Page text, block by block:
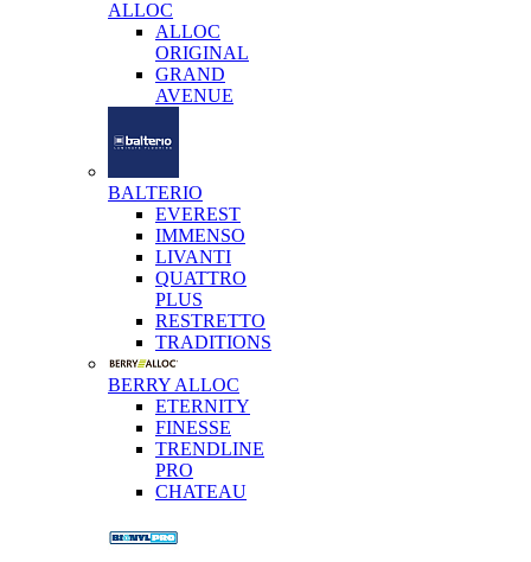
ALLOC
ALLOC
ORIGINAL
GRAND
AVENUE
BALTERIO
EVEREST
IMMENSO
LIVANTI
QUATTRO
PLUS
RESTRETTO
TRADITIONS
BERRY ALLOC
ETERNITY
FINESSE
TRENDLINE
PRO
CHATEAU